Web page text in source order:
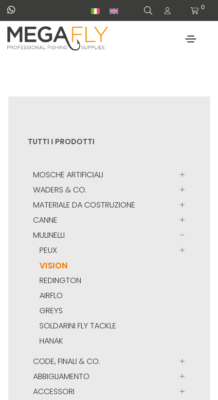
0
TUTTI I PRODOTTI
MOSCHE ARTIFICIALI
WADERS & CO.
MATERIALE DA COSTRUZIONE
CANNE
MULINELLI
PEUX
VISION
REDINGTON
AIRFLO
GREYS
SOLDARINI FLY TACKLE
HANAK
CODE, FINALI & CO.
ABBIGLIAMENTO
ACCESSORI